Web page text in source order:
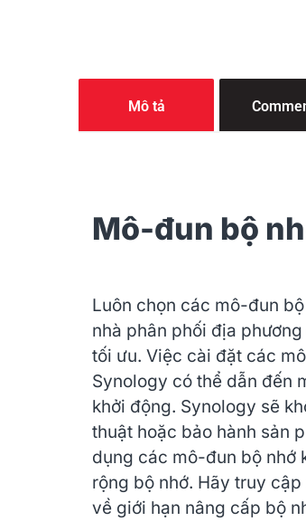
Mô tả
Mô-đun bộ
Luôn chọn các mô-đun
nhà phân phối địa
tối ưu. Việc cài đặt các
Synology có thể dẫn đến
khởi động. Synology sẽ
thuật hoặc bảo hành sản
dụng các mô-đun bộ nhớ
rộng bộ nhớ. Hãy truy
về giới hạn nâng cấp bộ